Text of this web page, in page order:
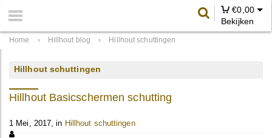
€0,00
Bekijken
Home › Hillhout blog › Hillhout schuttingen
Hillhout schuttingen
Hillhout Basicschermen schutting
1 Mei, 2017, in Hillhout schuttingen